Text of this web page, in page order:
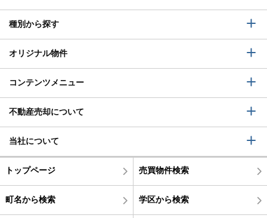
種別から探す
オリジナル物件
コンテンツメニュー
不動産売却について
当社について
トップページ 売買物件検索
町名から検索 学区から検索